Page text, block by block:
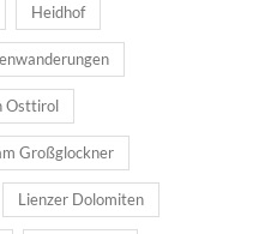
Heidhof
Osttirol
Großglockner
Lienzer Dolomiten